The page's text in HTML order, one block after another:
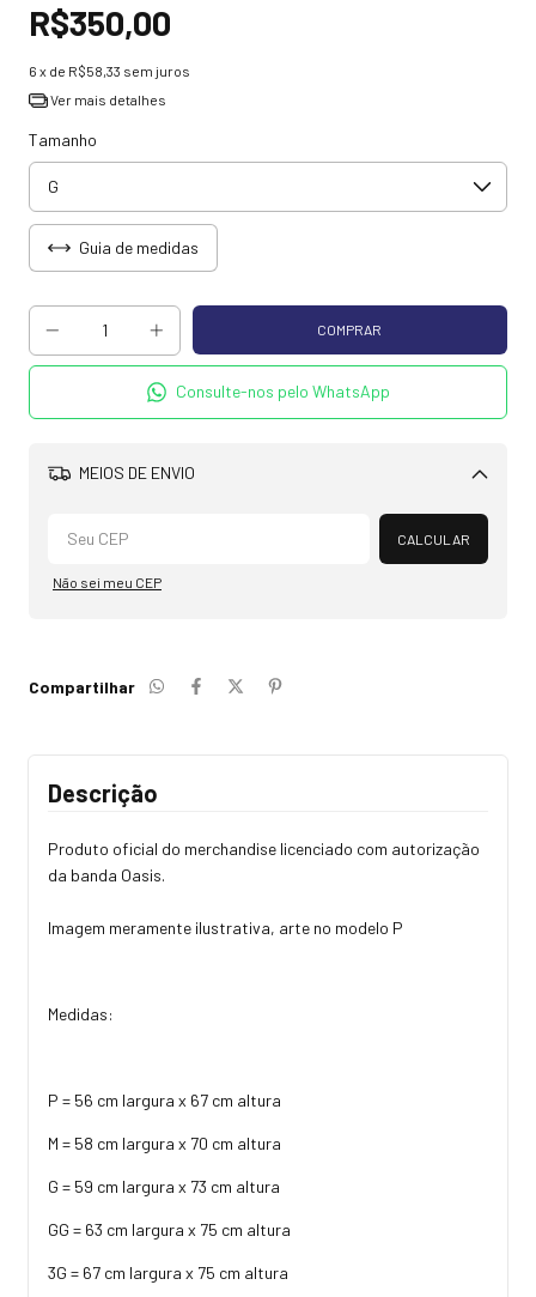
R$350,00
6 x de R$58,33 sem juros
Ver mais detalhes
Tamanho
Guia de medidas
Consulte-nos pelo WhatsApp
MEIOS DE ENVIO
Alterar CEP
CALCULAR
Não sei meu CEP
Compartilhar
Descrição
Produto oficial do merchandise licenciado com autorização
da banda Oasis.
Imagem meramente ilustrativa, arte no modelo P
Medidas:
P = 56 cm largura x 67 cm altura
M = 58 cm largura x 70 cm altura
G = 59 cm largura x 73 cm altura
GG = 63 cm largura x 75 cm altura
3G = 67 cm largura x 75 cm altura